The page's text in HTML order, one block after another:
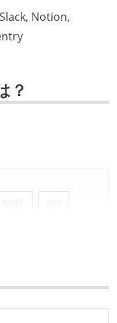
Notion,
？
html css